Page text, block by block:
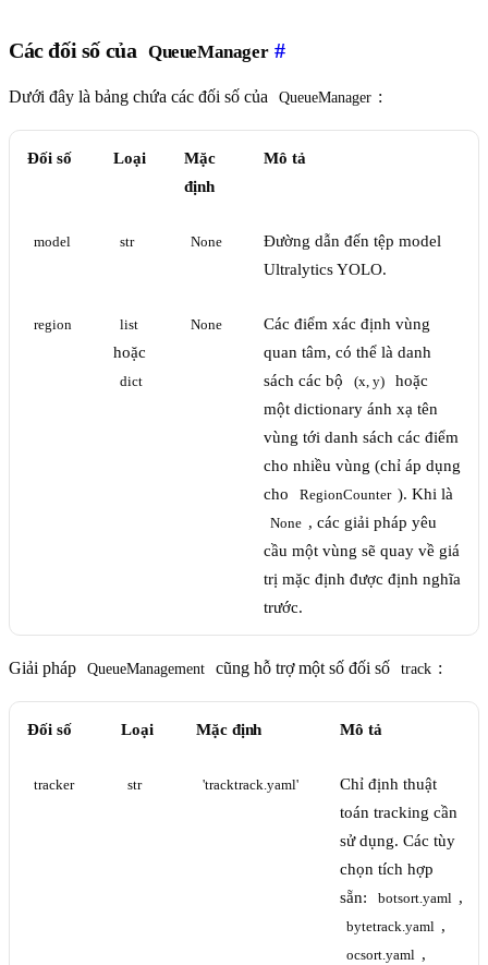
Các đối số của QueueManager #
Dưới đây là bảng chứa các đối số của QueueManager :
Đối số Loại
Mặc
định
Mô tả
model str None
Đường dẫn đến tệp model
Ultralytics YOLO.
region list
hoặc
dict
None
Các điểm xác định vùng
quan tâm, có thể là danh
sách các bộ
(x, y)
hoặc
một dictionary ánh xạ tên
vùng tới danh sách các điểm
cho nhiều vùng (chỉ áp dụng
cho
RegionCounter ). Khi là
None , các giải pháp yêu
cầu một vùng sẽ quay về giá
trị mặc định được định nghĩa
trước.
Giải pháp QueueManagement cũng hỗ trợ một số đối số track :
Đối số Loại Mặc định Mô tả
tracker str 'tracktrack.yaml'
Chỉ định thuật
toán tracking cần
sử dụng. Các tùy
chọn tích hợp
sẵn:
botsort.yaml ,
bytetrack.yaml ,
ocsort.yaml ,